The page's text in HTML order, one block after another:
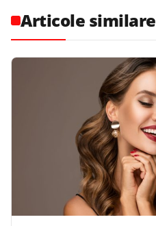
Articole similare